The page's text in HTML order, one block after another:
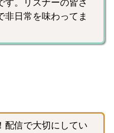
す。リスナーの皆さ
非日常を味わってま
配信で大切にしてい